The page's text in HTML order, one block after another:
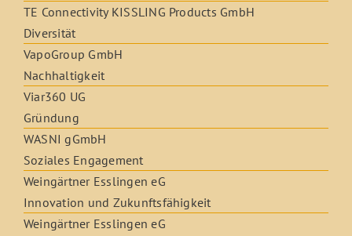
TE Connectivity KISSLING Products GmbH
Diversität
VapoGroup GmbH
Nachhaltigkeit
Viar360 UG
Gründung
WASNI gGmbH
Soziales Engagement
Weingärtner Esslingen eG
Innovation und Zukunftsfähigkeit
Weingärtner Esslingen eG